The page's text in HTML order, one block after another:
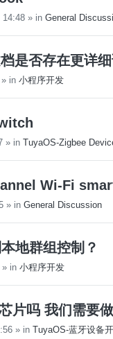
14:48 » in General
是否存在更详细
» in 小程序开发
» in TuyaOS-Zigbee
Wi-Fi
» in General Discussion
地群组控制？
» in 小程序开发
片吗 我们需要
» in TuyaOS-蓝牙设备